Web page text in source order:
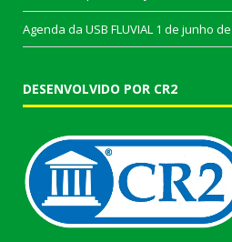
Agenda da USB FLUVIAL 1 de junho
DESENVOLVIDO POR CR2